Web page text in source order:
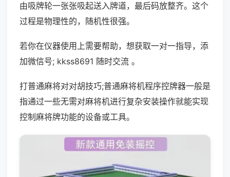
由吸牌轮一张张吸起送入牌道，最后码放整齐。这个
过程是物理性的，随机性很强。
若你在仪器使用上需要帮助，想获取一对一指导，添
加微信号; kkss8691 随时交流 。
打普通麻将对对胡技巧;普通麻将机程序控牌器一般是
指通过一些无需对麻将机进行复杂安装操作就能实现
控制麻将牌功能的设备或工具。